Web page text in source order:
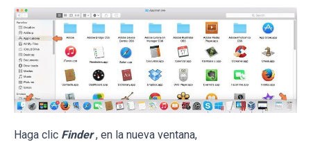
Haga clic Finder , en la nueva ventana,